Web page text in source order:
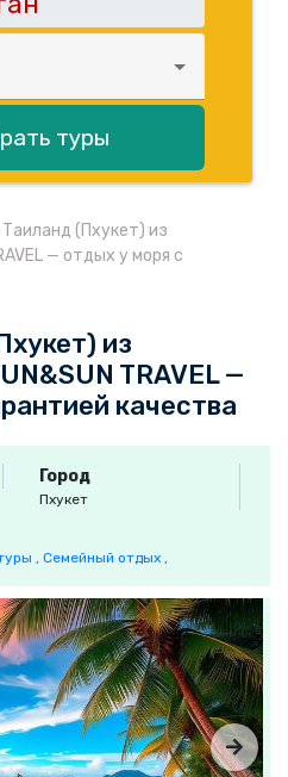
туры
(Пхукет) из
— отдых у моря с
из
TRAVEL —
качества
Город
Пхукет
, Семейный отдых ,